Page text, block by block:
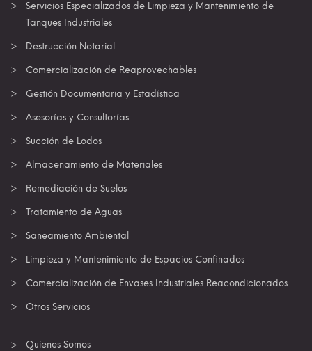
Servicios Especializados de Limpieza y Mantenimiento de
Tanques Industriales
Destrucción Notarial
Comercialización de Reaprovechables
Gestión Documentaria y Estadística
Asesorías y Consultorías
Succión de Lodos
Almacenamiento de Materiales
Remediación de Suelos
Tratamiento de Aguas
Saneamiento Ambiental
Limpieza y Mantenimiento de Espacios Confinados
Comercialización de Envases Industriales Reacondicionados
Otros Servicios
Quienes Somos